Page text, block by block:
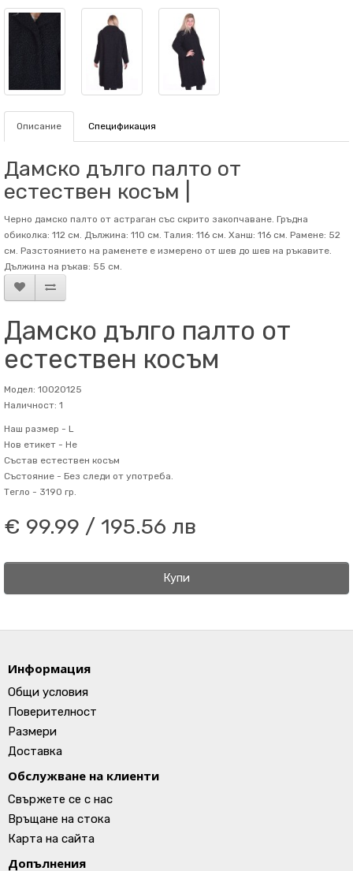
Описание Спецификация
Дамско дълго палто от
естествен косъм |
Черно дамско палто от астраган със скрито закопчаване. Гръдна
обиколка: 112 см. Дължина: 110 см. Талия: 116 см. Ханш: 116 см. Рамене: 52
см. Разстоянието на раменете е измерено от шев до шев на ръкавите.
Дължина на ръкав: 55 см.
Дамско дълго палто от
естествен косъм
Модел: 10020125
Наличност: 1
Наш размер - L
Нов етикет - Не
Състав естествен косъм
Състояние - Без следи от употреба.
Тегло - 3190 гр.
€ 99.99 / 195.56 лв
Купи
Информация
Общи условия
Поверителност
Размери
Доставка
Обслужване на клиенти
Свържете се с нас
Връщане на стока
Карта на сайта
Допълнения